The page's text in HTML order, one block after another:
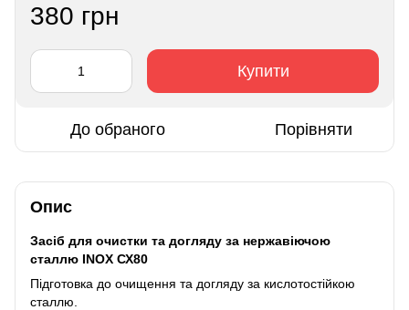
380 грн
Купити
До обраного Порівняти
Опис
Засіб для очистки та догляду за нержавіючою
сталлю INOX СХ80
Підготовка до очищення та догляду за кислотостійкою
сталлю.